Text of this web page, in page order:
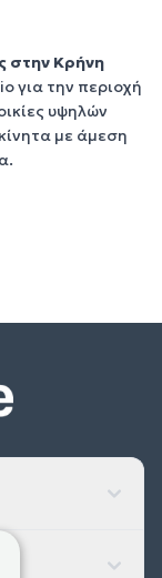
στην Κρήνη
για την περιοχή
υψηλών
με άμεση